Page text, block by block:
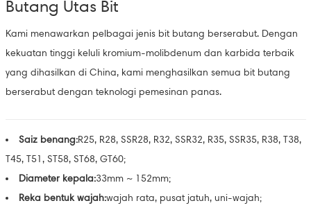
Butang Utas Bit
Kami menawarkan pelbagai jenis bit butang berserabut. Dengan
kekuatan tinggi keluli kromium-molibdenum dan karbida terbaik
yang dihasilkan di China, kami menghasilkan semua bit butang
berserabut dengan teknologi pemesinan panas.
Saiz benang:R25, R28, SSR28, R32, SSR32, R35, SSR35, R38, T38,
T45, T51, ST58, ST68, GT60;
Diameter kepala:33mm ~ 152mm;
Reka bentuk wajah:wajah rata, pusat jatuh, uni-wajah;